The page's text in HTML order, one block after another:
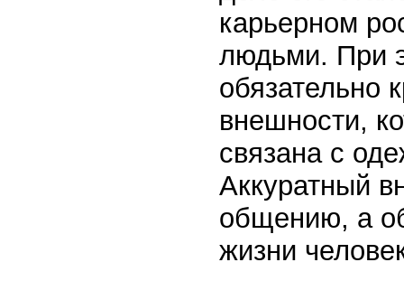
карьерном
людьми. При
обязательно
внешности,
связана с
Аккуратный
общению, а
жизни